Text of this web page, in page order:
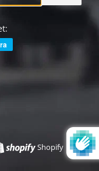
Twitter
Shopify